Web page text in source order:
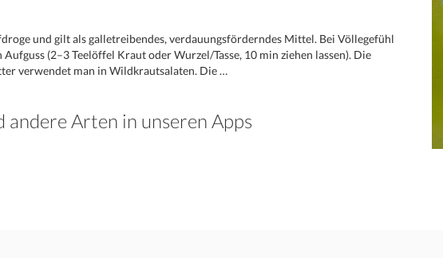
und gilt als galletreibendes, verdauungsförderndes Mittel. Bei Völlegefühl
(2–3 Teelöffel Kraut oder Wurzel/Tasse, 10 min ziehen lassen). Die
verwendet man in Wildkrautsalaten. Die …
andere Arten in unseren Apps